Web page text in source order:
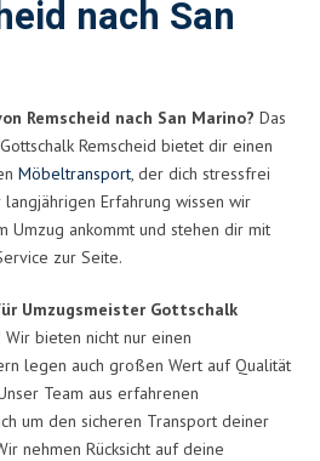
nach San
Remscheid nach San Marino? Das
Remscheid bietet dir einen
Möbeltransport, der dich stressfrei
Erfahrung wissen wir
Umzug ankommt und stehen dir mit
zur Seite.
Umzugsmeister Gottschalk
Wir bieten nicht nur einen
legen auch großen Wert auf Qualität
Team aus erfahrenen
um den sicheren Transport deiner
nehmen Rücksicht auf deine